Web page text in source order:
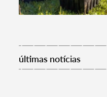
últimas notícias